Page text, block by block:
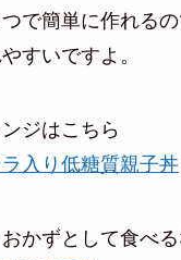
で簡単に作れる
すいですよ。
ジはこちら
入り低糖質親子丼
かずとして食べる